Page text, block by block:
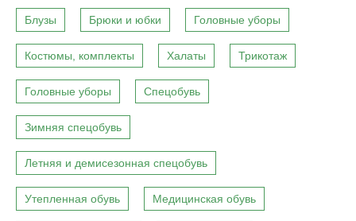
Блузы Брюки и юбки Головные уборы
Костюмы, комплекты Халаты Трикотаж
Головные уборы Спецобувь
Зимняя спецобувь
Летняя и демисезонная спецобувь
Утепленная обувь Медицинская обувь